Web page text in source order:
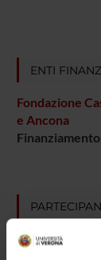
ENTI
Fondazione
e Ancona
Massimo